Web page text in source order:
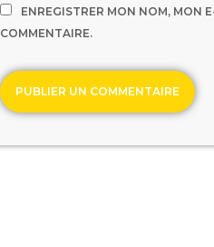
ENREGISTRER MON NOM, MON
COMMENTAIRE.